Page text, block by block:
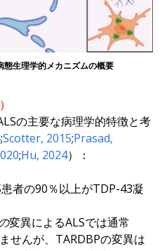
生理学的メカニズムの概要
の主要な病理学的特徴と考
;Scotter, 2015;Prasad,
;Hu, 2024）：
者の90％以上がTDP-43凝
変異によるALSでは通常
せんが、 TARDBPの変異は